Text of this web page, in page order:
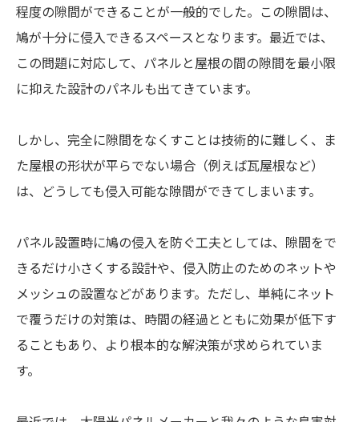
程度の隙間ができることが一般的でした。この隙間は、
鳩が十分に侵入できるスペースとなります。最近では、
この問題に対応して、パネルと屋根の間の隙間を最小限
に抑えた設計のパネルも出てきています。
しかし、完全に隙間をなくすことは技術的に難しく、ま
た屋根の形状が平らでない場合（例えば瓦屋根など）
は、どうしても侵入可能な隙間ができてしまいます。
パネル設置時に鳩の侵入を防ぐ工夫としては、隙間をで
きるだけ小さくする設計や、侵入防止のためのネットや
メッシュの設置などがあります。ただし、単純にネット
で覆うだけの対策は、時間の経過とともに効果が低下す
ることもあり、より根本的な解決策が求められていま
す。